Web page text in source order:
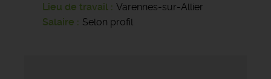
Lieu de travail
Varennes-sur-Allier
Salaire
Selon profil